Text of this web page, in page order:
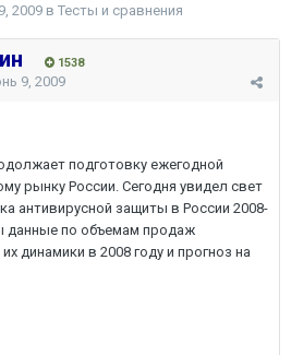
2009 в Тесты и сравнения
1538
9, 2009
подготовку ежегодной
рынку России. Сегодня увидел свет
антивирусной защиты в России 2008-
данные по объемам продаж
динамики в 2008 году и прогноз на